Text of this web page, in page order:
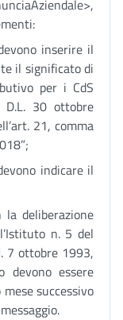
inserire il
il significato di
per i CdS
30 ottobre
21, comma
indicare il
deliberazione
n. 5 del
7 ottobre 1993,
devono essere
successivo